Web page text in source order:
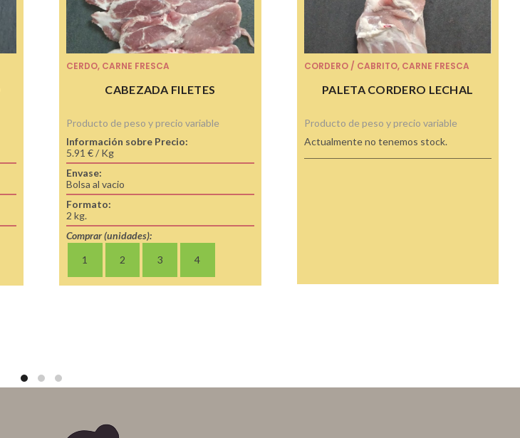
CERDO, CARNE FRESCA
CABEZADA FILETES
Producto de peso y precio variable
Información sobre Precio:
5.91 € / Kg
Envase:
Bolsa al vacio
Formato:
2 kg.
Comprar (unidades):
1
2 3 4
CORDERO / CABRITO, CARNE FRESCA
PALETA CORDERO LECHAL
Producto de peso y precio variable
Actualmente no tenemos stock.